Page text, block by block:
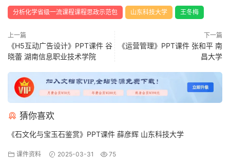
分析化学省级一流课程课程思政示范包 山东科技大学 王冬梅
上一篇
《H5互动广告设计》PPT课件 谷
晓蕾 湖南信息职业技术学院
下一篇
《运营管理》PPT课件 张和平 南
昌大学
猜你喜欢
《石文化与宝玉石鉴赏》PPT课件 薛彦辉 山东科技大学
课件资料 2025-03-31 75